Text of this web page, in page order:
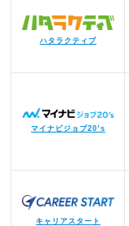
ハタラクティブ
マイナビジョブ20’s
キャリアスタート